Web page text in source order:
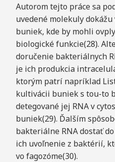
Autorom tejto práce sa
uvedené molekuly
buniek, kde by mohli
biologické funkcie(28).
doručenie bakteriálnych
je ich produkcia
ktorým patrí napríklad
kultivácii buniek s tou-to
detegované jej RNA v
buniek(29). Ďalším
bakteriálne RNA dostať
ich uvoľnenie z baktérií,
vo fagozóme(30).